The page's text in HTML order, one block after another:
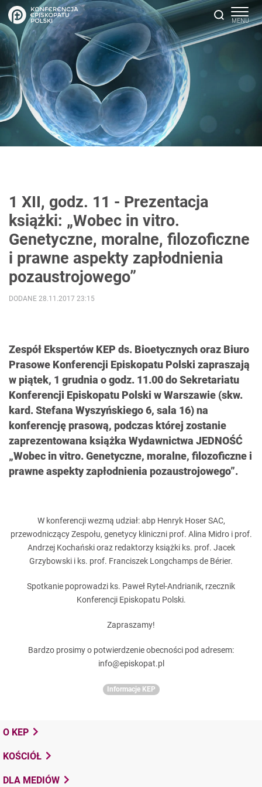
1 XII, godz. 11 - Prezentacja
książki: „Wobec in vitro.
Genetyczne, moralne, filozoficzne
i prawne aspekty zapłodnienia
pozaustrojowego”
Zespół Ekspertów KEP ds. Bioetycznych oraz Biuro
Prasowe Konferencji Episkopatu Polski zapraszają
w piątek, 1 grudnia o godz. 11.00 do Sekretariatu
Konferencji Episkopatu Polski w Warszawie (skw.
kard. Stefana Wyszyńskiego 6, sala 16) na
konferencję prasową, podczas której zostanie
zaprezentowana książka Wydawnictwa JEDNOŚĆ
„Wobec in vitro. Genetyczne, moralne, filozoficzne i
prawne aspekty zapłodnienia pozaustrojowego”.
DODANE 28.11.2017 23:15
W konferencji wezmą udział: abp Henryk Hoser SAC,
przewodniczący Zespołu, genetycy kliniczni prof. Alina Midro i prof.
Andrzej Kochański oraz redaktorzy książki ks. prof. Jacek
Grzybowski i ks. prof. Franciszek Longchamps de Bérier.
Spotkanie poprowadzi ks. Paweł Rytel-Andrianik, rzecznik
Konferencji Episkopatu Polski.
Zapraszamy!
Bardzo prosimy o potwierdzenie obecności pod adresem:
info@episkopat.pl
Informacje KEP
O KEP
KOŚCIÓŁ
DLA MEDIÓW